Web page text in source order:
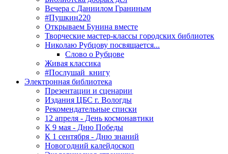
Вечера с Даниилом Граниным
#Пушкин220
Открываем Бунина вместе
Творческие мастер-классы городских библиотек
Николаю Рубцову посвящается...
Слово о Рубцове
Живая классика
#Послушай_книгу
Электронная библиотека
Презентации и сценарии
Издания ЦБС г. Вологды
Рекомендательные списки
12 апреля - День космонавтики
К 9 мая - Дню Победы
К 1 сентября - Дню знаний
Новогодний калейдоскоп